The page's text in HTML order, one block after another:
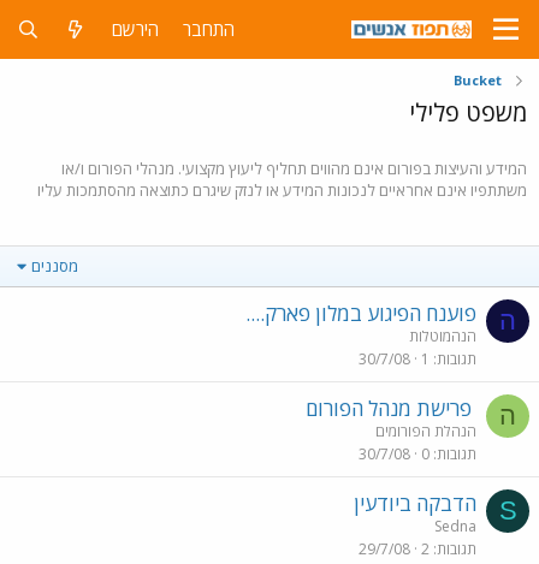
התחבר הירשם
Bucket
משפט פלילי
המידע והעיצות בפורום אינם מהווים תחליף ליעוץ מקצועי. מנהלי הפורום ו/או
משתתפיו אינם אחראיים לנכונות המידע או לנזק שיגרם כתוצאה מהסתמכות עליו
מסננים
ה פוענח הפיגוע במלון פארק....
הנהמוטלות
תגובות 1
30/7/08
ה פרישת מנהל הפורום
הנהלת הפורומים
תגובות 0
30/7/08
S הדבקה ביודעין
Sedna
תגובות 2
29/7/08